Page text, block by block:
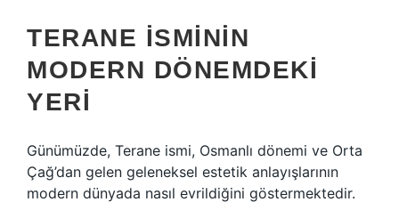
TERANE İSMININ
MODERN DÖNEMDEKI
YERI
Günümüzde, Terane ismi, Osmanlı dönemi ve Orta
Çağ’dan gelen geleneksel estetik anlayışlarının
modern dünyada nasıl evrildiğini göstermektedir.